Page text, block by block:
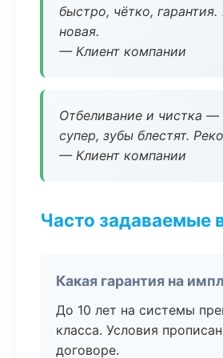
быстро, чётко,
новая.
— Клиент компании
Отбеливание и чистка —
супер, зубы блестят.
— Клиент компании
Часто задаваемые
Какая гарантия на
До 10 лет на системы
класса. Условия
договоре.